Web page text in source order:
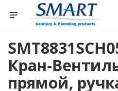
Кран-
прямой,